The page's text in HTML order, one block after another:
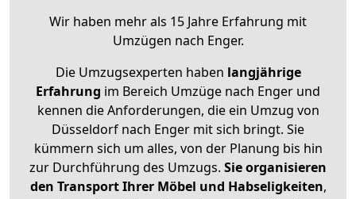
Wir haben mehr als 15 Jahre Erfahrung mit
Umzügen nach Enger.
Die Umzugsexperten haben langjährige
Erfahrung im Bereich Umzüge nach Enger und
kennen die Anforderungen, die ein Umzug von
Düsseldorf nach Enger mit sich bringt. Sie
kümmern sich um alles, von der Planung bis hin
zur Durchführung des Umzugs. Sie organisieren
den Transport Ihrer Möbel und Habseligkeiten,